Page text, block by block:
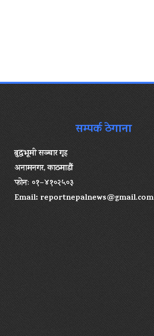
सम्पर्क ठेगाना
बुद्धभूमी सञ्चार गृह
अनामनगर, काठमाडौं
फोनः ०१–४१०२५०३
Email:reportnepalnews@gmail.com